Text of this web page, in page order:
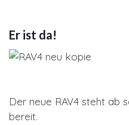
Er ist da!
Der neue RAV4 steht ab
bereit.